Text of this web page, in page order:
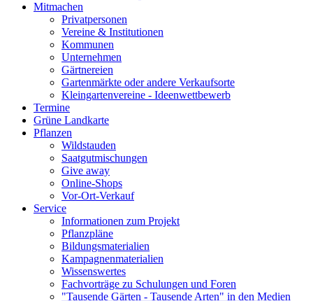
Mitmachen
Privatpersonen
Vereine & Institutionen
Kommunen
Unternehmen
Gärtnereien
Gartenmärkte oder andere Verkaufsorte
Kleingartenvereine - Ideenwettbewerb
Termine
Grüne Landkarte
Pflanzen
Wildstauden
Saatgutmischungen
Give away
Online-Shops
Vor-Ort-Verkauf
Service
Informationen zum Projekt
Pflanzpläne
Bildungsmaterialien
Kampagnenmaterialien
Wissenswertes
Fachvorträge zu Schulungen und Foren
"Tausende Gärten - Tausende Arten" in den Medien